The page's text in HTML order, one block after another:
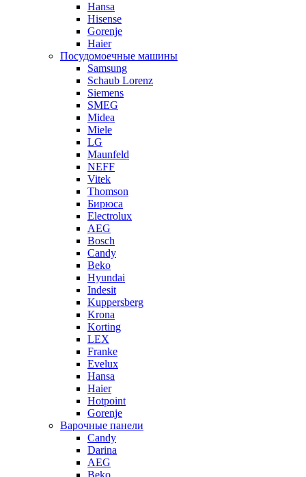
Hansa
Hisense
Gorenje
Haier
Посудомоечные машины
Samsung
Schaub Lorenz
Siemens
SMEG
Midea
Miele
LG
Maunfeld
NEFF
Vitek
Thomson
Бирюса
Electrolux
AEG
Bosch
Candy
Beko
Hyundai
Indesit
Kuppersberg
Krona
Korting
LEX
Franke
Evelux
Hansa
Haier
Hotpoint
Gorenje
Варочные панели
Candy
Darina
AEG